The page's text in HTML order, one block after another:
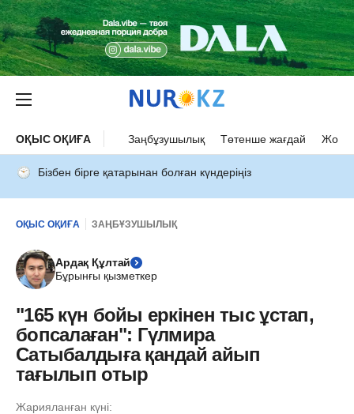
ОҚЫС ОҚИҒА Заңбұзушылық Төтенше жағдай Жол
Бізбен бірге қатарынан болған күндеріңіз
ОҚЫС ОҚИҒА ЗАҢБҰЗУШЫЛЫҚ
Ардақ Құлтай
Бұрынғы қызметкер
"165 күн бойы еркінен тыс ұстап,
бопсалаған": Гүлмира
Сатыбалдыға қандай айып
тағылып отыр
Жарияланған күні: